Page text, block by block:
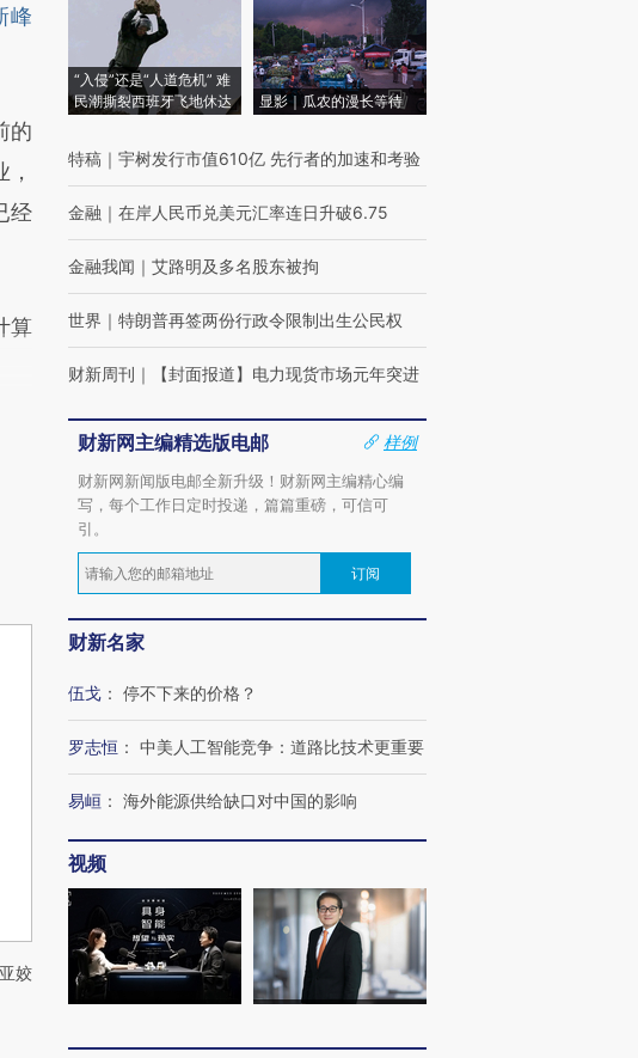
而
峰
的
经
算
姣
“入侵”还是“人道危机” 难
民潮撕裂西班牙飞地休达
显影｜瓜农的漫长等待
特稿 ｜ 宇树发行市值610亿 先行者的加速和考验
金融 ｜ 在岸人民币兑美元汇率连日升破6.75
金融我闻 ｜ 艾路明及多名股东被拘
世界 ｜ 特朗普再签两份行政令限制出生公民权
财新周刊 ｜ 【封面报道】电力现货市场元年突进
财新网主编精选版电邮
样例
财新网新闻版电邮全新升级！财新网主编精心编
写，每个工作日定时投递，篇篇重磅，可信可
引。
订阅
财新名家
伍戈 ： 停不下来的价格？
罗志恒 ： 中美人工智能竞争：道路比技术更重要
易峘 ： 海外能源供给缺口对中国的影响
视频